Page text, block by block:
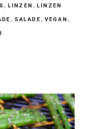
, LINZEN ,LINZEN
, SALADE , VEGAN ,